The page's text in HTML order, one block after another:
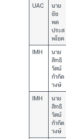
UAC
นาย
ชัช
พล
ประส
พโชค
IMH
นาย
สิทธิ
วัตน์
กำกัด
วงษ์
IMH
นาย
สิทธิ
วัตน์
กำกัด
วงษ์